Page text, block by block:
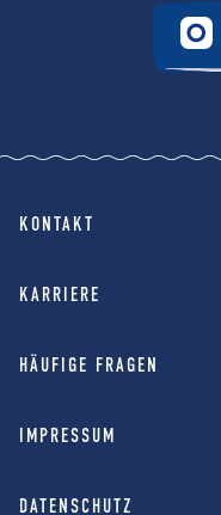
KONTAKT
KARRIERE
HÄUFIGE FRAGEN
IMPRESSUM
DATENSCHUTZ